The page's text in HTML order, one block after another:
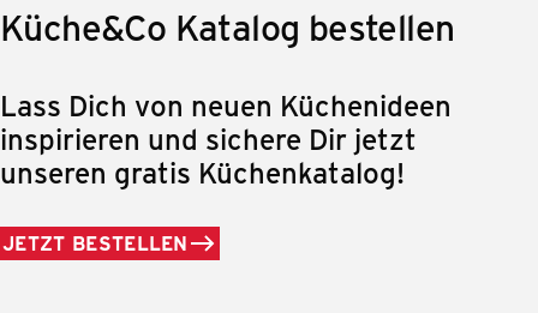
Küche&Co Katalog bestellen
Lass Dich von neuen Küchenideen
inspirieren und sichere Dir jetzt
unseren gratis Küchenkatalog!
JETZT BESTELLEN